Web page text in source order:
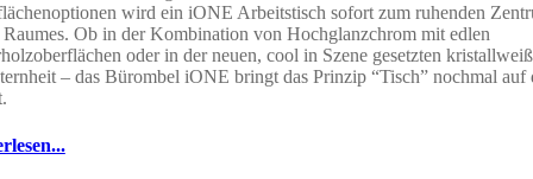
wird ein iONE Arbeitstisch sofort zum ruhenden
Raumes. Ob in der Kombination von Hochglanzchrom mit edlen
oder in der neuen, cool in Szene gesetzten
– das Bürombel iONE bringt das Prinzip “Tisch” nochmal auf